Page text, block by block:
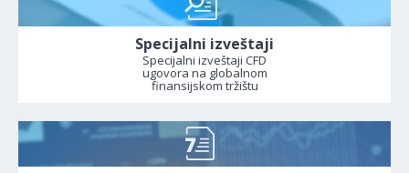
Specijalni izveštaji
Specijalni izveštaji CFD
ugovora na globalnom
finansijskom tržištu